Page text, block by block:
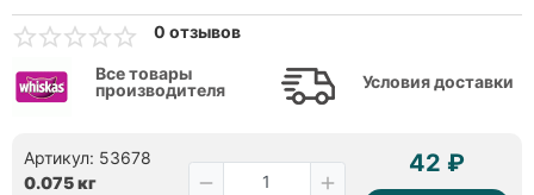
0 отзывов
Все товары
производителя
Условия доставки
Артикул: 53678
0.075 кг
42 ₽